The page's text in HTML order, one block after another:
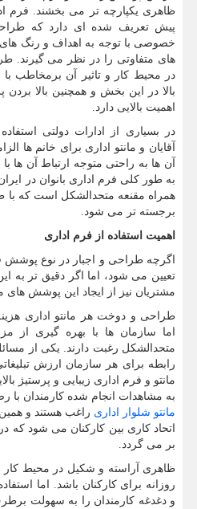
ظاهری یکپارچه تر می بخشند. فرم
پیش تعریف شده ای دارد که
خصوصی با توجه به اهداف و رنگ
های متفاوتی را در نظر می گیرند.
در محیط کار و تاثیر آن برمخاطب
بالا در این بخش و همچنین بالا بردن
اهمیت بالایی دارد.
در بسیاری از ادارات دولتی
آقایان و مانتو اداری برای خانم ها
آن ها به راحتی متوجه ارتباط آن ها
به طور کلی فرم اداری بانوان در
همراه مقنعه متحدالشکل است که
برجسته تر می شود.
اهمیت استفاده از فرم اداری
اگرچه طراحی و اجبار در نوع پوشش
تعیین می شود، اما اگر دقیق تر به
مشتریان نیز از ایجاد این پوشش
طراحی و دوخت هر مانتو اداری هزینه
اما سازمان ها با بهره گیری از
متحدالشکل رغبت دارند. یکی از
رابطه برای هر سازمان ارزش
مانتو و فرم اداری زیبایی و پرستیژ
به مشاهدات انجام شده کارمندان با
مانتو شلوار اداری راغب هستند و همین
اتحاد کاری بین کارکنان می شود که
بر می گردد.
ظاهری آراسته و شکیل در محیط کار
روزانه برای کارکنان باشد. اما
و دغدغه کارمندان را به سهولت